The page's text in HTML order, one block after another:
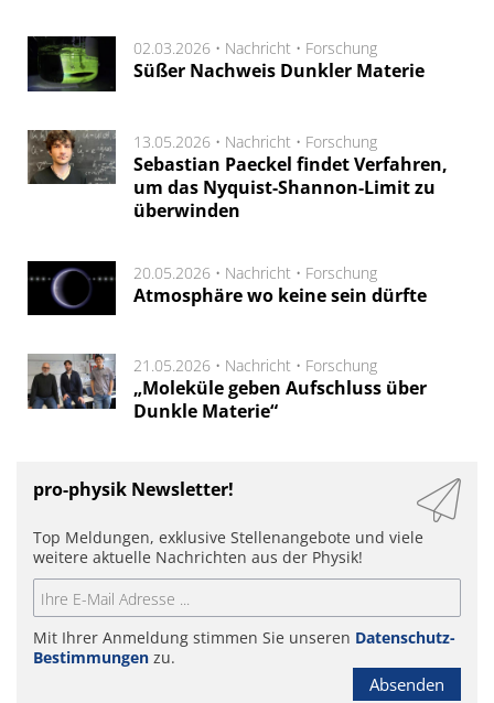
02.03.2026 • Nachricht • Forschung
Süßer Nachweis Dunkler Materie
13.05.2026 • Nachricht • Forschung
Sebastian Paeckel findet Verfahren,
um das Nyquist-Shannon-Limit zu
überwinden
20.05.2026 • Nachricht • Forschung
Atmosphäre wo keine sein dürfte
21.05.2026 • Nachricht • Forschung
„Moleküle geben Aufschluss über
Dunkle Materie“
pro-physik Newsletter!
Top Meldungen, exklusive Stellenangebote und viele
weitere aktuelle Nachrichten aus der Physik!
Mit Ihrer Anmeldung stimmen Sie unseren Datenschutz-
Bestimmungen zu.
Absenden